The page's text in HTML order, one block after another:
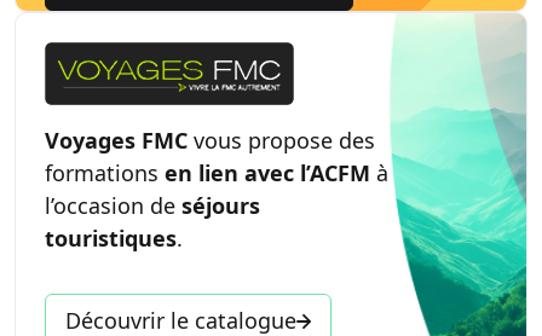
Voyages FMC vous propose des
formations en lien avec l’ACFM à
l’occasion de séjours
touristiques.
Découvrir le catalogue